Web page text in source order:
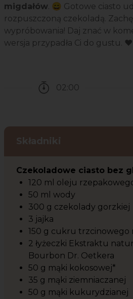
migdałów. 😄 Gotowe ciasto
rozpuszczoną czekoladą.
wypróbowania! Daj znać w
wersja przypadła Ci do gustu. ❤️
02:00
Składniki
Czekoladowe ciasto bez
120 ml oleju
50 ml wody
300 g czekolady gorzkiej
3 jajka
150 g cukru trzcinowego
2 łyżeczki Ekstraktu
Bourbon Dr. Oetkera
50 g mąki kokosowej*
35 g mąki ziemniaczanej
50 g mąki kukurydzianej